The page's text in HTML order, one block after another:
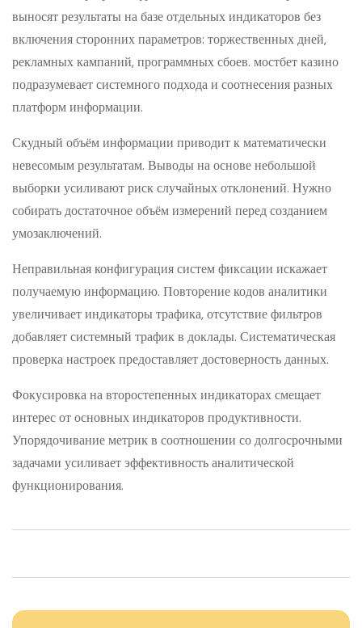
выносят результаты на базе отдельных индикаторов без
включения сторонних параметров: торжественных дней,
рекламных кампаний, программных сбоев. мостбет казино
подразумевает системного подхода и соотнесения разных
платформ информации.
Скудный объём информации приводит к математически
невесомым результатам. Выводы на основе небольшой
выборки усиливают риск случайных отклонений. Нужно
собирать достаточное объём измерений перед созданием
умозаключений.
Неправильная конфигурация систем фиксации искажает
получаемую информацию. Повторение кодов аналитики
увеличивает индикаторы трафика, отсутствие фильтров
добавляет системный трафик в доклады. Систематическая
проверка настроек предоставляет достоверность данных.
Фокусировка на второстепенных индикаторах смещает
интерес от основных индикаторов продуктивности.
Упорядочивание метрик в соотношении со долгосрочными
задачами усиливает эффективность аналитической
функционирования.